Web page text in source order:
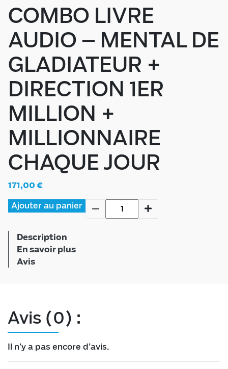
COMBO LIVRE
AUDIO – MENTAL DE
GLADIATEUR +
DIRECTION 1ER
MILLION +
MILLIONNAIRE
CHAQUE JOUR
171,00€
Ajouter au panier
Description
En savoir plus
Avis
Avis (0) :
Il n’y a pas encore d’avis.